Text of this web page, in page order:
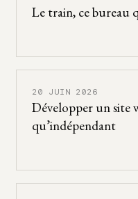
Le train, ce bureau
20 JUIN 2026
Développer un site
qu’indépendant